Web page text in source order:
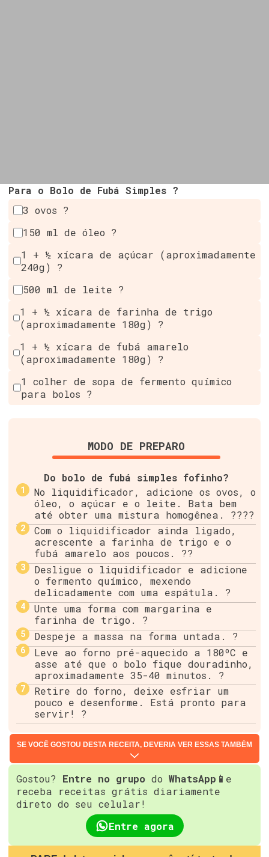
Para o Bolo de Fubá Simples ?
3 ovos ?
150 ml de óleo ?
1 + ½ xícara de açúcar (aproximadamente
240g) ?
500 ml de leite ?
1 + ½ xícara de farinha de trigo
(aproximadamente 180g) ?
1 + ½ xícara de fubá amarelo
(aproximadamente 180g) ?
1 colher de sopa de fermento químico
para bolos ?
MODO DE PREPARO
Do bolo de fubá simples fofinho?
No liquidificador, adicione os ovos, o
óleo, o açúcar e o leite. Bata bem
até obter uma mistura homogênea. ????
Com o liquidificador ainda ligado,
acrescente a farinha de trigo e o
fubá amarelo aos poucos. ??
Desligue o liquidificador e adicione
o fermento químico, mexendo
delicadamente com uma espátula. ?
Unte uma forma com margarina e
farinha de trigo. ?
Despeje a massa na forma untada. ?
Leve ao forno pré-aquecido a 180ºC e
asse até que o bolo fique douradinho,
aproximadamente 35-40 minutos. ?
Retire do forno, deixe esfriar um
pouco e desenforme. Está pronto para
servir! ?
SE VOCÊ GOSTOU DESTA RECEITA, DEVERIA VER ESSAS TAMBÉM
Gostou? Entre no grupo do WhatsApp📱 e
receba receitas grátis diariamente
direto do seu celular!
Entre agora